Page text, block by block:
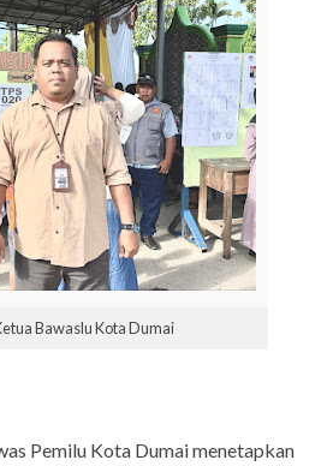
Bawaslu Kota Dumai
Pemilu Kota Dumai menetapkan